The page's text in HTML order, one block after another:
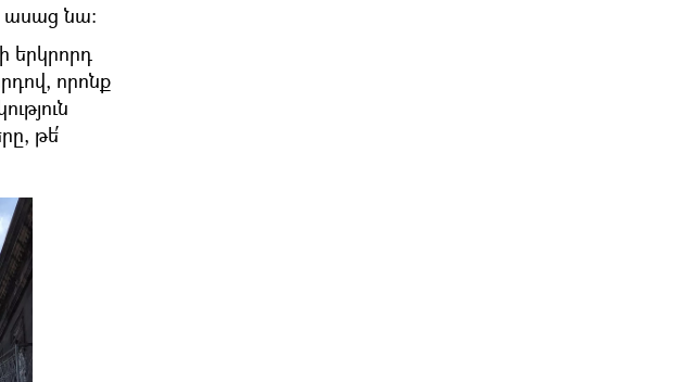
ասաց նա։
երկրորդ
որոնք
թե՛